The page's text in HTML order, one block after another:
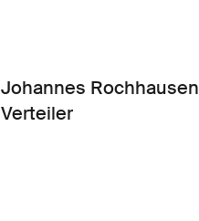
Johannes Rochhausen
Verteiler